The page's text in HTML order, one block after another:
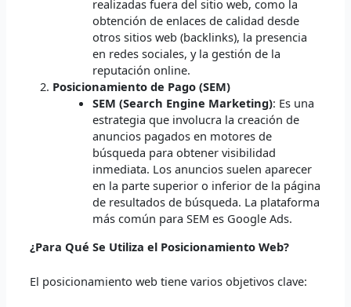
realizadas fuera del sitio web, como la
obtención de enlaces de calidad desde
otros sitios web (backlinks), la presencia
en redes sociales, y la gestión de la
reputación online.
Posicionamiento de Pago (SEM)
SEM (Search Engine Marketing): Es una
estrategia que involucra la creación de
anuncios pagados en motores de
búsqueda para obtener visibilidad
inmediata. Los anuncios suelen aparecer
en la parte superior o inferior de la página
de resultados de búsqueda. La plataforma
más común para SEM es Google Ads.
¿Para Qué Se Utiliza el Posicionamiento Web?
El posicionamiento web tiene varios objetivos clave: